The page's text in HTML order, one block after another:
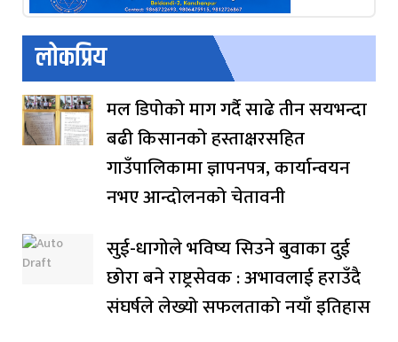
लोकप्रिय
मल डिपोको माग गर्दै साढे तीन सयभन्दा
बढी किसानको हस्ताक्षरसहित
गाउँपालिकामा ज्ञापनपत्र, कार्यान्वयन
नभए आन्दोलनको चेतावनी
सुई-धागोले भविष्य सिउने बुवाका दुई
छोरा बने राष्ट्रसेवक : अभावलाई हराउँदै
संघर्षले लेख्यो सफलताको नयाँ इतिहास